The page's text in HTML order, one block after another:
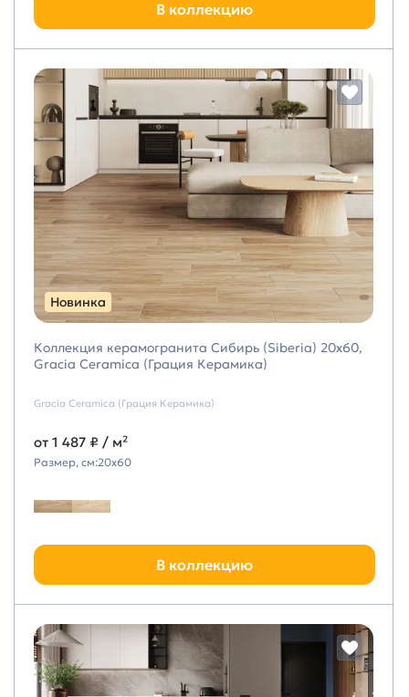
В коллекцию
Новинка
Коллекция керамогранита Сибирь (Siberia) 20х60,
Gracia Ceramica (Грация Керамика)
Gracia Ceramica (Грация Керамика)
от 1 487 ₽ / м²
Размер, см:20х60
В коллекцию